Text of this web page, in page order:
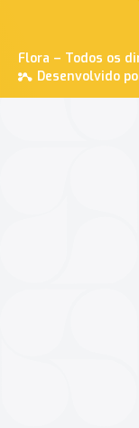
Flora – Todos os
Desenvolvido